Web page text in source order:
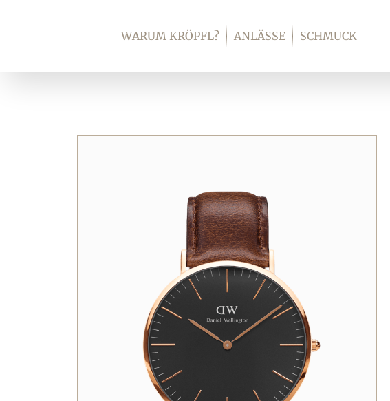
WARUM KRÖPFL? ANLÄSSE SCHMUCK